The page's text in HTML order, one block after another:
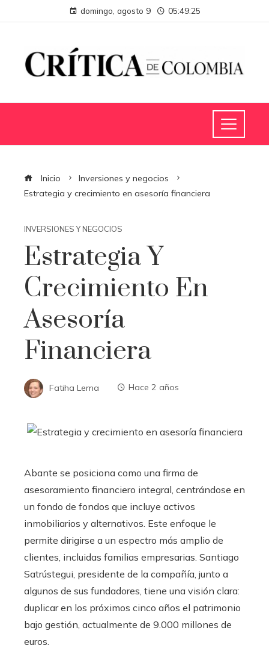
domingo, agosto 9 05:49:26
Inicio
Inversiones y negocios
Estrategia y crecimiento en asesoría financiera
INVERSIONES Y NEGOCIOS
Estrategia Y
Crecimiento En
Asesoría
Financiera
Fatiha Lema Hace 2 años
Abante se posiciona como una firma de
asesoramiento financiero integral, centrándose en
un fondo de fondos que incluye activos
inmobiliarios y alternativos. Este enfoque le
permite dirigirse a un espectro más amplio de
clientes, incluidas familias empresarias. Santiago
Satrústegui, presidente de la compañía, junto a
algunos de sus fundadores, tiene una visión clara:
duplicar en los próximos cinco años el patrimonio
bajo gestión, actualmente de 9.000 millones de
euros.